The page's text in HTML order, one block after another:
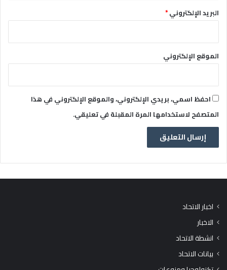
البريد الإلكتروني*
الموقع الإلكتروني
احفظ اسمي، بريدي الإلكتروني، والموقع الإلكتروني في هذا
المتصفح لاستخدامها المرة المقبلة في تعليقي.
اخبار الاتحاد
الاخبار
انشطة الاتحاد
بيانات الاتحاد